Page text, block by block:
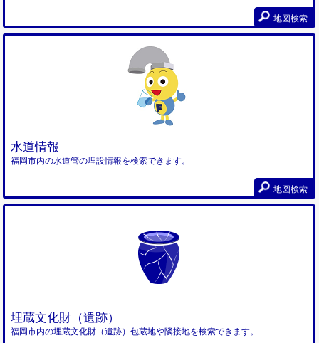
地図検索
水道情報
福岡市内の水道管の埋設情報を検索できます。
地図検索
埋蔵文化財（遺跡）
福岡市内の埋蔵文化財（遺跡）包蔵地や隣接地を検索できます。